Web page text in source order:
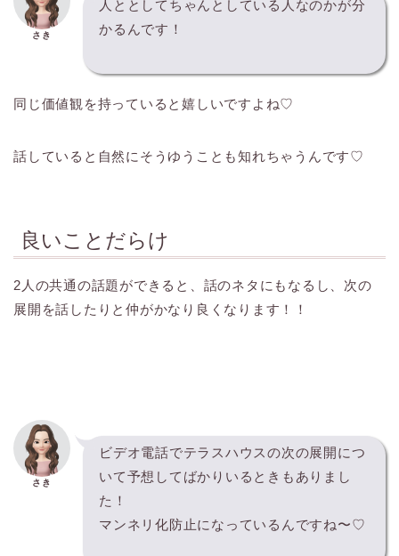
さき
人ととしてちゃんとしている人なのかが分
かるんです！
同じ価値観を持っていると嬉しいですよね♡
話していると自然にそうゆうことも知れちゃうんです♡
良いことだらけ
2人の共通の話題ができると、話のネタにもなるし、次の
展開を話したりと仲がかなり良くなります！！
さき
ビデオ電話でテラスハウスの次の展開につ
いて予想してばかりいるときもありまし
た！
マンネリ化防止になっているんですね〜♡